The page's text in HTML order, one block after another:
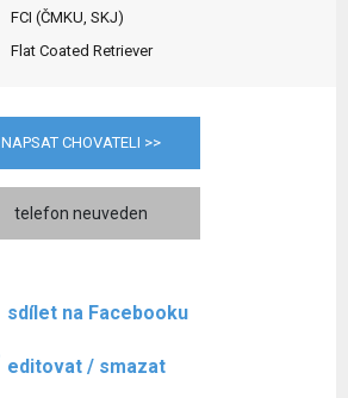
FCI (ČMKU, SKJ)
Flat Coated Retriever
NAPSAT CHOVATELI >>
telefon neuveden
sdílet na Facebooku
editovat / smazat